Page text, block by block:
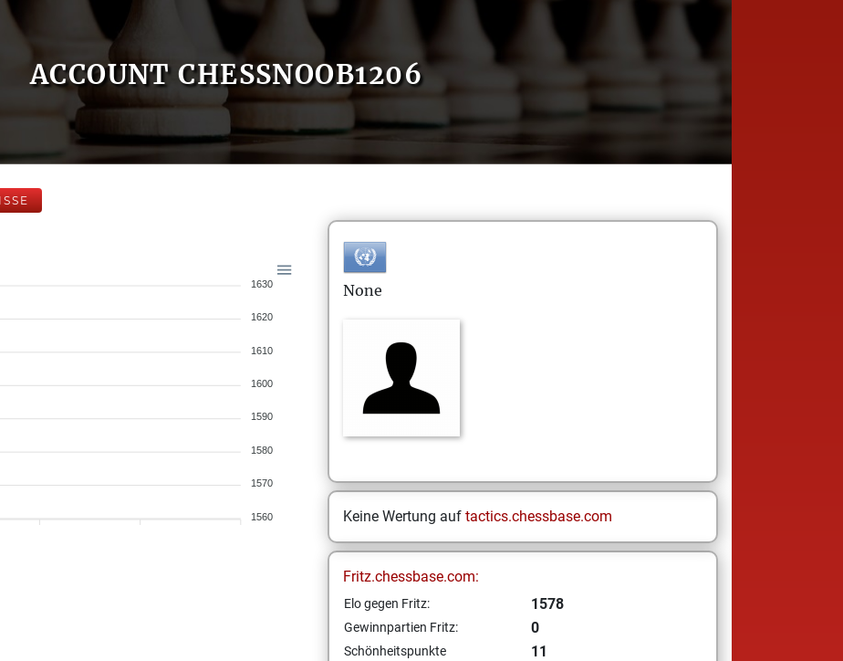
ACCOUNT CHESSNOOB1206
1630
1620
1610
1600
1590
1580
1570
1560
None
Keine Wertung auf tactics.chessbase.com
Fritz.chessbase.com:
Elo gegen Fritz: 1578
Gewinnpartien Fritz: 0
Schönheitspunkte
11